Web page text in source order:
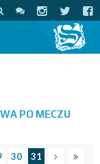
PO MECZU
30 31